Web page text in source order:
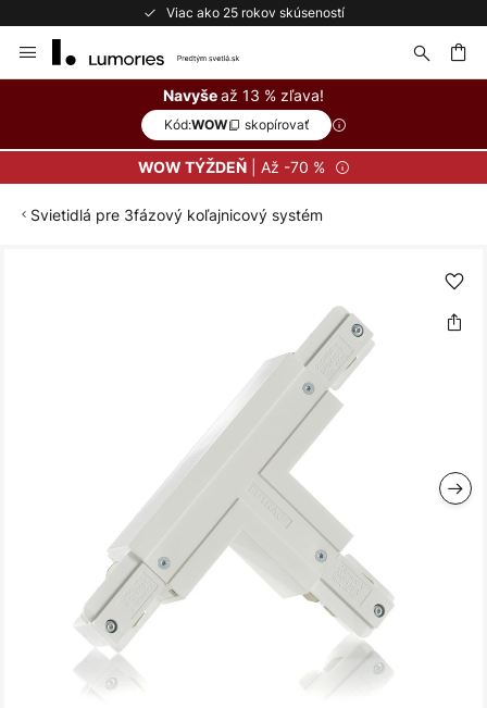
Viac ako 25 rokov skúseností
to
Navyšeaž 13 % zľava!
Kód:WOW skopírovať
WOW TÝŽDEŇ| Až -70 %
Svietidlá pre 3fázový koľajnicový systém